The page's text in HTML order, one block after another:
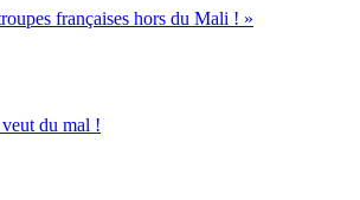
françaises hors du Mali ! »
du mal !